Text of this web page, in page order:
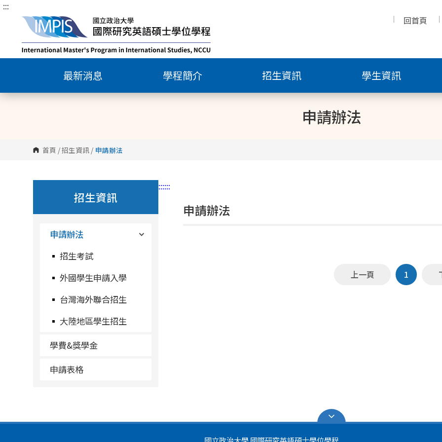
跳
內
塊
:::
回首頁
最新消息 學程簡介 招生資訊 學生資訊
申請辦法
首頁 /招生資訊 / 申請辦法
:::
招生資訊
申請辦法
招生考試
外國學生申請入學
台灣海外聯合招生
大陸地區學生招生
學費&獎學金
申請表格
:::
申請辦法
上一頁 1